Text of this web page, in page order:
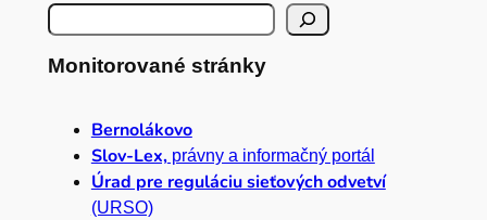
H
ľ
Monitorované stránky
Bernolákovo
Slov-Lex, právny a informačný portál
Úrad pre reguláciu sieťových odvetví
(URSO)